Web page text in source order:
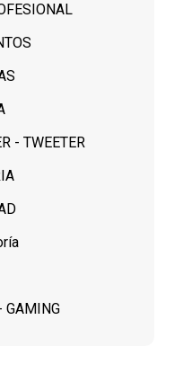
- TWEETER
GAMING